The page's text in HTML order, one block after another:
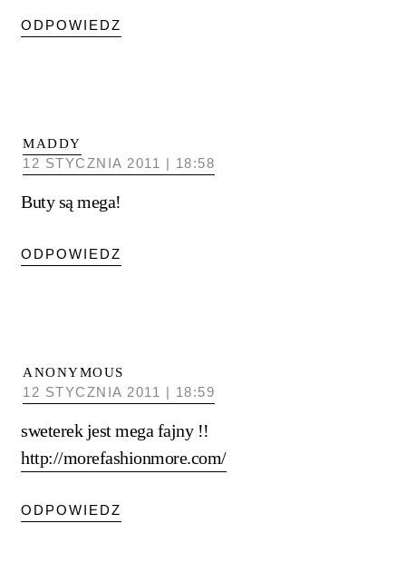
ODPOWIEDZ
MADDY
12 STYCZNIA 2011 | 18:58
Buty są mega!
ODPOWIEDZ
ANONYMOUS
12 STYCZNIA 2011 | 18:59
sweterek jest mega fajny !!
http://morefashionmore.com/
ODPOWIEDZ